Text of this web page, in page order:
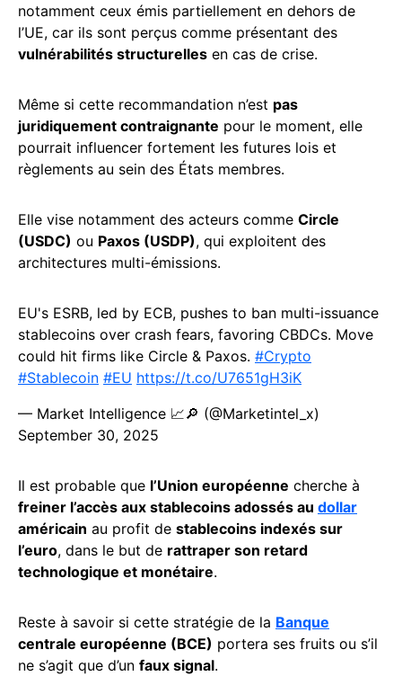
notamment ceux émis partiellement en dehors de
l’UE, car ils sont perçus comme présentant des
vulnérabilités structurelles en cas de crise.
Même si cette recommandation n’est pas
juridiquement contraignante pour le moment, elle
pourrait influencer fortement les futures lois et
règlements au sein des États membres.
Elle vise notamment des acteurs comme Circle
(USDC) ou Paxos (USDP), qui exploitent des
architectures multi-émissions.
EU's ESRB, led by ECB, pushes to ban multi-issuance
stablecoins over crash fears, favoring CBDCs. Move
could hit firms like Circle & Paxos. #Crypto
#Stablecoin #EU https://t.co/U7651gH3iK
— Market Intelligence 📈🔎 (@Marketintel_x)
September 30, 2025
Il est probable que l’Union européenne cherche à
freiner l’accès aux stablecoins adossés au dollar
américain au profit de stablecoins indexés sur
l’euro, dans le but de rattraper son retard
technologique et monétaire.
Reste à savoir si cette stratégie de la Banque
centrale européenne (BCE) portera ses fruits ou s’il
ne s’agit que d’un faux signal.